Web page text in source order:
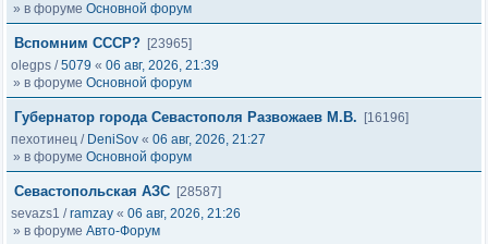
» в форуме Основной форум
Вспомним СССР? [23965]
olegps /5079 « 06 авг, 2026, 21:39
» в форуме Основной форум
Губернатор города Севастополя Развожаев М.В.
[16196]
пехотинец / DeniSov « 06 авг, 2026, 21:27
» в форуме Основной форум
Севастопольская АЗС [28587]
sevazs1 /ramzay « 06 авг, 2026, 21:26
» в форуме Авто-Форум